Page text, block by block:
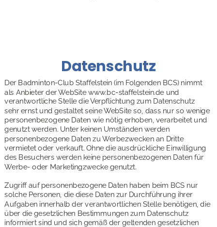
Datenschutz
Der Badminton-Club Staffelstein (im Folgenden BCS) nimmt
als Anbieter der WebSite www.bc-staffelstein.de und
verantwortliche Stelle die Verpflichtung zum Datenschutz
sehr ernst und gestaltet seine WebSite so, dass nur so wenige
personenbezogene Daten wie nötig erhoben, verarbeitet und
genutzt werden. Unter keinen Umständen werden
personenbezogene Daten zu Werbezwecken an Dritte
vermietet oder verkauft. Ohne die ausdrückliche Einwilligung
des Besuchers werden keine personenbezogenen Daten für
Werbe- oder Marketingzwecke genutzt.
Zugriff auf personenbezogene Daten haben beim BCS nur
solche Personen, die diese Daten zur Durchführung ihrer
Aufgaben innerhalb der verantwortlichen Stelle benötigen, die
über die gesetzlichen Bestimmungen zum Datenschutz
informiert sind und sich gemäß der geltenden gesetzlichen